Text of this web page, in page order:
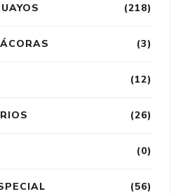
(218)
(3)
(12)
(26)
(0)
(56)